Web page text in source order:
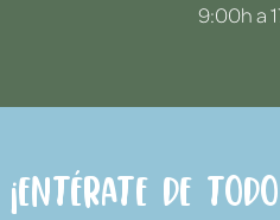
9:00h a
¡Entérate de